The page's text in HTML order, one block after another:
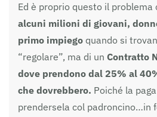
Ed è proprio questo il problema
alcuni milioni di giovani,
primo impiego quando si
“regolare”, ma di un Contratto
dove prendono dal 25% al
che dovrebbero. Poiché la
prendersela col padroncino…in